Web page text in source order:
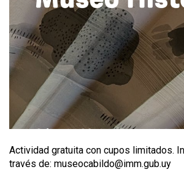
Actividad gratuita con cupos limitados.
través de: museocabildo@imm.gub.uy